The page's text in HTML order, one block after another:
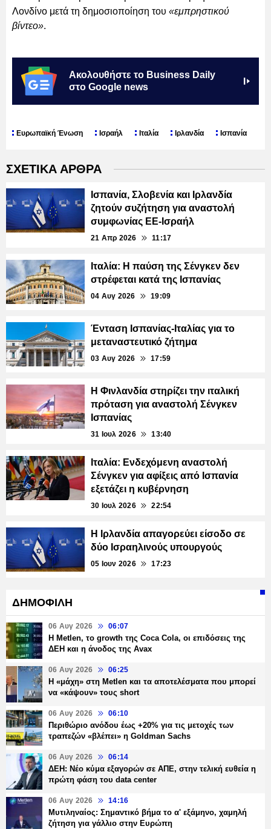
Λονδίνο μετά τη δημοσιοποίηση του «εμπρηστικού
βίντεο».
Ακολουθήστε το Business Daily
στο Google news
Ευρωπαϊκή Ένωση Ισραήλ Ιταλία Ιρλανδία Ισπανία
ΣΧΕΤΙΚΑ ΑΡΘΡΑ
Ισπανία, Σλοβενία και Ιρλανδία
ζητούν συζήτηση για αναστολή
συμφωνίας ΕΕ-Ισραήλ
21 Απρ 2026 11:17
Ιταλία: Η παύση της Σένγκεν δεν
στρέφεται κατά της Ισπανίας
04 Αυγ 2026 19:09
Ένταση Ισπανίας-Ιταλίας για το
μεταναστευτικό ζήτημα
03 Αυγ 2026 17:59
Η Φινλανδία στηρίζει την ιταλική
πρόταση για αναστολή Σένγκεν
Ισπανίας
31 Ιουλ 2026 13:40
Ιταλία: Ενδεχόμενη αναστολή
Σένγκεν για αφίξεις από Ισπανία
εξετάζει η κυβέρνηση
30 Ιουλ 2026 22:54
Η Ιρλανδία απαγορεύει είσοδο σε
δύο Ισραηλινούς υπουργούς
05 Ιουν 2026 17:23
ΔΗΜΟΦΙΛΗ
06 Αυγ 2026 06:07
H Metlen, το growth της Coca Cola, οι επιδόσεις της
ΔΕΗ και η άνοδος της Avax
06 Αυγ 2026 06:25
H «μάχη» στη Metlen και τα αποτελέσματα που μπορεί
να «κάψουν» τους short
06 Αυγ 2026 06:10
Περιθώριο ανόδου έως +20% για τις μετοχές των
τραπεζών «βλέπει» η Goldman Sachs
06 Αυγ 2026 06:14
ΔΕΗ: Νέο κύμα εξαγορών σε ΑΠΕ, στην τελική ευθεία η
πρώτη φάση του data center
06 Αυγ 2026 14:16
Μυτιληναίος: Σημαντικό βήμα το α' εξάμηνο, χαμηλή
ζήτηση για γάλλιο στην Ευρώπη